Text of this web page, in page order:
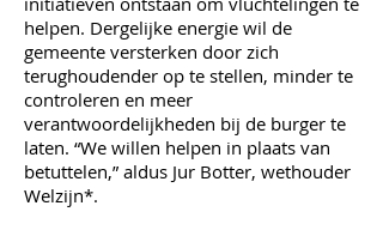
helpen. Dergelijke energie wil de
gemeente versterken door zich
terughoudender op te stellen, minder te
controleren en meer
verantwoordelijkheden bij de burger te
laten. “We willen helpen in plaats van
betuttelen,” aldus Jur Botter, wethouder
Welzijn*.